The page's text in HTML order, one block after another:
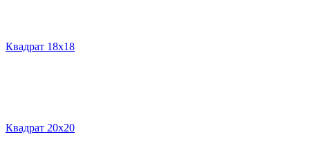
Квадрат 18х18
Квадрат 20х20